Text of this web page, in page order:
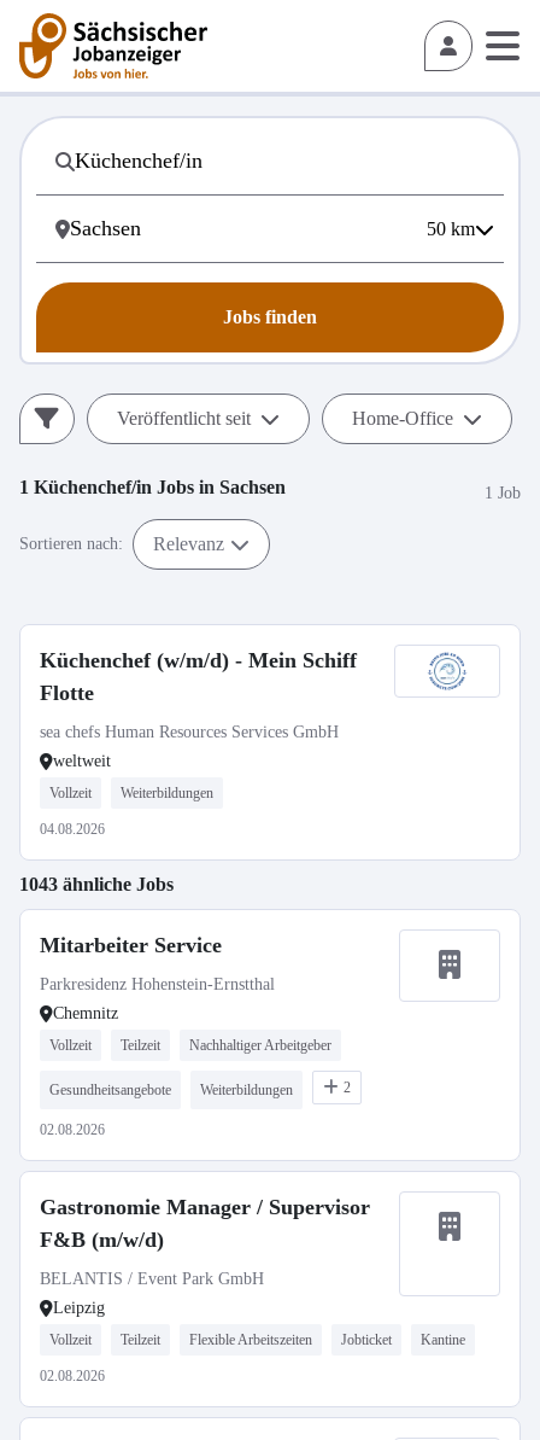
50 km
Jobs finden
Veröffentlicht seit Home-Office
1 Küchenchef/in Jobs in Sachsen 1 Job
Sortieren nach: Relevanz
Küchenchef (w/m/d) - Mein Schiff
Flotte
sea chefs Human Resources Services GmbH
weltweit
Vollzeit Weiterbildungen
04.08.2026
1043 ähnliche Jobs
Mitarbeiter Service
Parkresidenz Hohenstein-Ernstthal
Chemnitz
Vollzeit Teilzeit Nachhaltiger Arbeitgeber
Gesundheitsangebote Weiterbildungen 2
02.08.2026
Gastronomie Manager / Supervisor
F&B (m/w/d)
BELANTIS / Event Park GmbH
Leipzig
Vollzeit Teilzeit Flexible Arbeitszeiten Jobticket Kantine
02.08.2026